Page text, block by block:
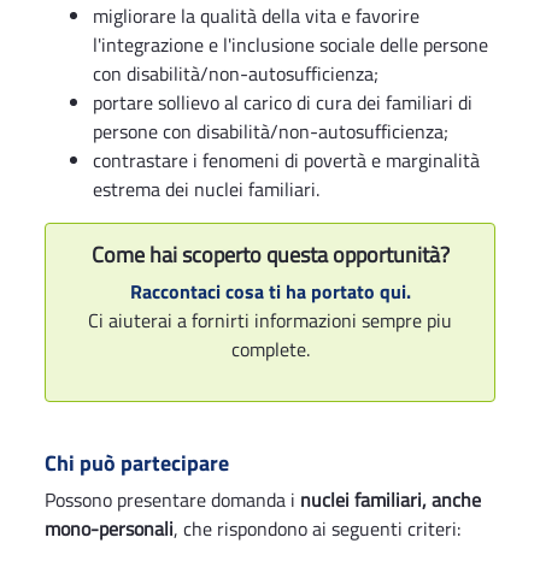
migliorare la qualità della vita e favorire
l'integrazione e l'inclusione sociale delle persone
con disabilità/non-autosufficienza;
portare sollievo al carico di cura dei familiari di
persone con disabilità/non-autosufficienza;
contrastare i fenomeni di povertà e marginalità
estrema dei nuclei familiari.
Come hai scoperto questa opportunità?
Raccontaci cosa ti ha portato qui.
Ci aiuterai a fornirti informazioni sempre piu
complete.
Chi può partecipare
Possono presentare domanda i nuclei familiari, anche
mono-personali, che rispondono ai seguenti criteri: